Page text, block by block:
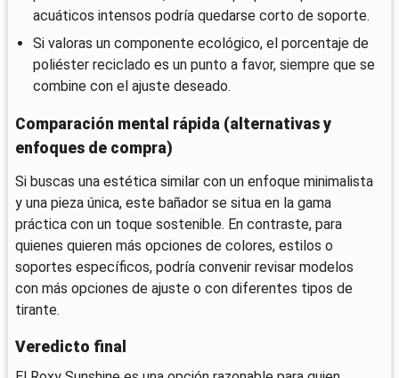
acuáticos intensos podría quedarse corto de soporte.
Si valoras un componente ecológico, el porcentaje de
poliéster reciclado es un punto a favor, siempre que se
combine con el ajuste deseado.
Comparación mental rápida (alternativas y
enfoques de compra)
Si buscas una estética similar con un enfoque minimalista
y una pieza única, este bañador se situa en la gama
práctica con un toque sostenible. En contraste, para
quienes quieren más opciones de colores, estilos o
soportes específicos, podría convenir revisar modelos
con más opciones de ajuste o con diferentes tipos de
tirante.
Veredicto final